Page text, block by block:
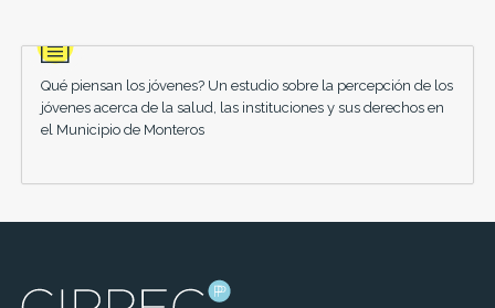
Qué piensan los jóvenes? Un estudio sobre la percepción de los
jóvenes acerca de la salud, las instituciones y sus derechos en
el Municipio de Monteros